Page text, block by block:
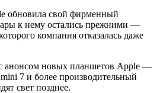
обновила свой фирменный
к нему остались прежними —
компания отказалась даже
анонсом новых планшетов Apple —
7 и более производительный
свет позднее.